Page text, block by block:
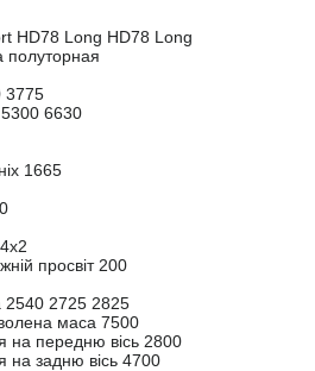
HD78 Long HD78 Long
полуторная
3775
6630
1665
просвіт 200
2725 2825
маса 7500
передню вісь 2800
задню вісь 4700